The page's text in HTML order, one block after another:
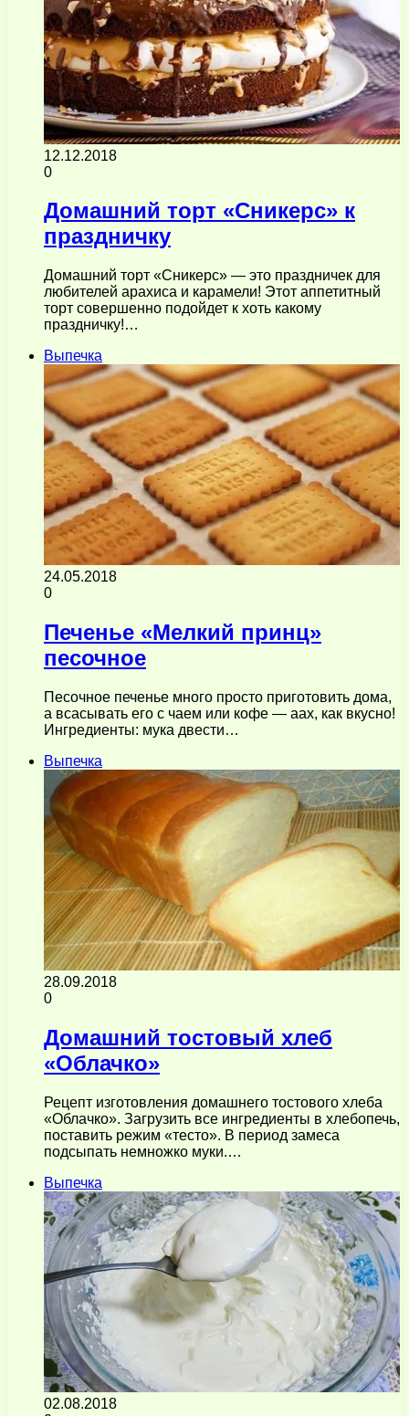
12.12.2018
0
Домашний торт «Сникерс» к
праздничку
Домашний торт «Сникерс» — это праздничек для
любителей арахиса и карамели! Этот аппетитный
торт совершенно подойдет к хоть какому
праздничку!…
Выпечка
24.05.2018
0
Печенье «Мелкий принц»
песочное
Песочное печенье много просто приготовить дома,
а всасывать его с чаем или кофе — аах, как вкусно!
Ингредиенты: мука двести…
Выпечка
28.09.2018
0
Домашний тостовый хлеб
«Облачко»
Рецепт изготовления домашнего тостового хлеба
«Облачко». Загрузить все ингредиенты в хлебопечь,
поставить режим «тесто». В период замеса
подсыпать немножко муки.…
Выпечка
02.08.2018